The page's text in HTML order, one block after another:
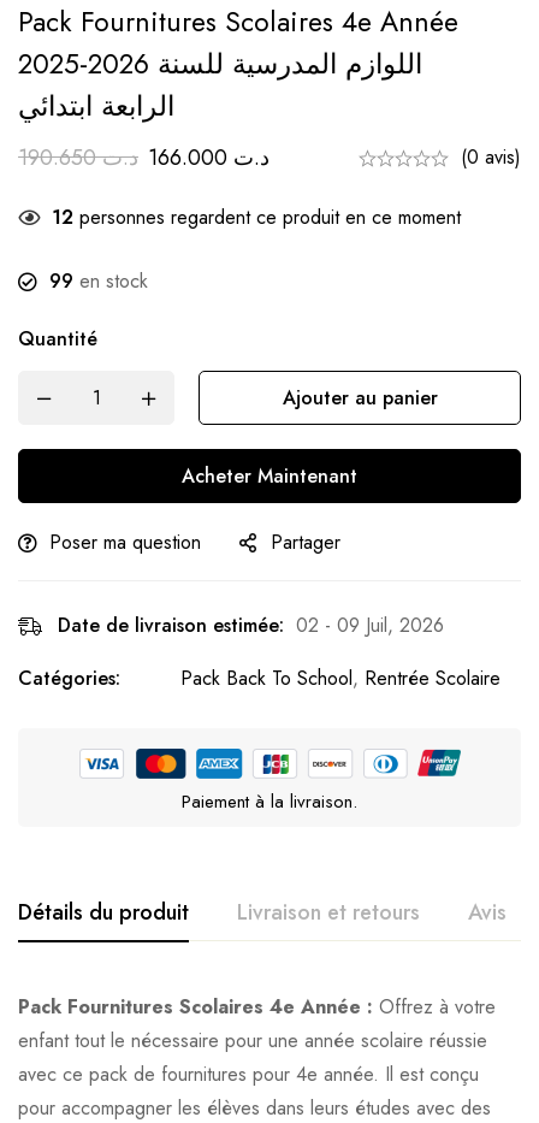
Pack Fournitures Scolaires 4e Année
2025-2026 اللوازم المدرسية للسنة
الرابعة ابتدائي
د.ت190.650 د.ت (0 avis)
12 personnes regardent ce produit en ce moment
99 en stock
Quantité
Ajouter au panier
Acheter Maintenant
Poser ma question Partager
Date de livraison estimée: 02 - 09 Juil, 2026
Catégories:
Pack Back To School, Rentrée Scolaire
Paiement à la livraison.
Détails du produit Livraison et retours Avis
Pack Fournitures Scolaires 4e Année : Offrez à votre
enfant tout le nécessaire pour une année scolaire réussie
avec ce pack de fournitures pour 4e année. Il est conçu
pour accompagner les élèves dans leurs études avec des